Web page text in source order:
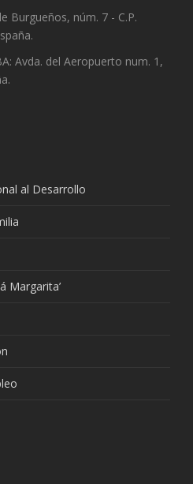
Burgueños, núm. 7 - C.P.
Avda. del Aeropuerto num. 1,
al Desarrollo
Margarita’